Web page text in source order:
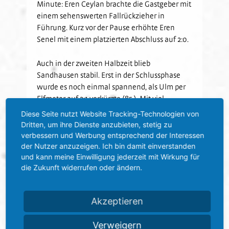
Minute: Eren Ceylan brachte die Gastgeber mit
einem sehenswerten Fallrückzieher in
Führung. Kurz vor der Pause erhöhte Eren
Senel mit einem platzierten Abschluss auf 2:0.
Auch in der zweiten Halbzeit blieb
Sandhausen stabil. Erst in der Schlussphase
wurde es noch einmal spannend, als Ulm per
Elfmeter auf 2:1 verkürzte (85.). Mit viel
Leidenschaft verteidigte der SVS den
Vorsprung über die Zeit.
Am kommenden Wochenende warten gleich
drei Heimspiele auf die Nachwuchsteams des
SV Sandhausen. Im NLZ-Bereich sowie in den
SV Sandhausen – FC Bayern
München,NLZ-Liga Vorrunde Gruppe E,
Diese Seite nutzt Website Tracking-Technologien von
Dritten, um ihre Dienste anzubieten, stetig zu
verbessern und Werbung entsprechend der Interessen
der Nutzer anzuzeigen. Ich bin damit einverstanden
und kann meine Einwilligung jederzeit mit Wirkung für
die Zukunft widerrufen oder ändern.
Akzeptieren
Verweigern